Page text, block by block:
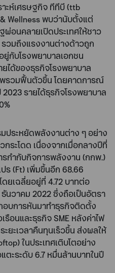
ะห์เศรษฐกิจ ทีทีบี (ttb
Wellness พบว่านับตั้งแต่
ผ่อนคลายเปิดประเทศให้ชาว
รวมถึงแรงงานต่างด้าวถูก
กับโรงพยาบาลเอกชน
ได้ของธุรกิจโรงพยาบาล
รวมฟื้นตัวขึ้น โดยคาดการณ์
รายได้ธุรกิจโรงพยาบาล
ระหยัดพลังงานต่าง ๆ อย่าง
ระโดด เนื่องจากเมื่อกลางปีที่
กำกับกิจการพลังงาน (กกพ.)
ร (Ft) เพิ่มขึ้นอีก 68.66
ยเฉลี่ยอยู่ที่ 4.72 บาทต่อ
นวาคม 2022 ซึ่งถือเป็นอัตรา
บการหันมาทำธุรกิจติดตั้ง
รือนและธุรกิจ SME หลังค่าไฟ
ยะเวลาคืนทุนเร็วขึ้น ส่งผลให้
ในประเทศเติบโตอย่าง
ตะระดับ 6.7 หมื่นล้านบาทในปี